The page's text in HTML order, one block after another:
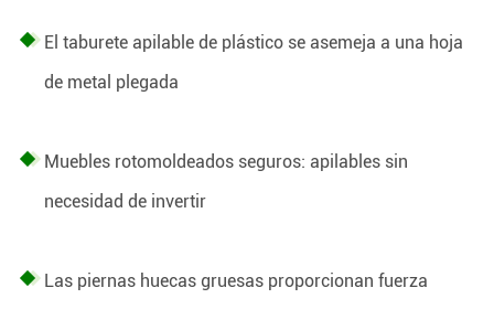
El taburete apilable de plástico se asemeja a una hoja
de metal plegada
Muebles rotomoldeados seguros: apilables sin
necesidad de invertir
Las piernas huecas gruesas proporcionan fuerza